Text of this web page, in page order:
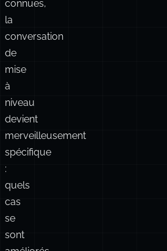
la
conversation
de
mise
à
niveau
devient
merveilleusement
spécifique
:
quels
cas
se
sont
améliorés,